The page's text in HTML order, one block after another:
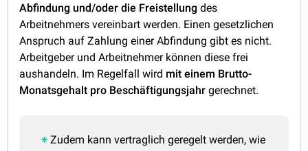
Abfindung und/oder die Freistellungdes
Arbeitnehmers vereinbart werden. Einen gesetzlichen
Anspruch auf Zahlung einer Abfindung gibt es nicht.
Arbeitgeber und Arbeitnehmer können diese frei
aushandeln. Im Regelfall wird mit einem Brutto-
Monatsgehalt pro Beschäftigungsjahrgerechnet.
Zudem kann vertraglich geregelt werden, wie